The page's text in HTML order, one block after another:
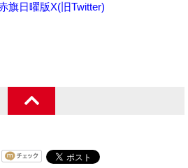
旗日曜版X(旧Twitter)